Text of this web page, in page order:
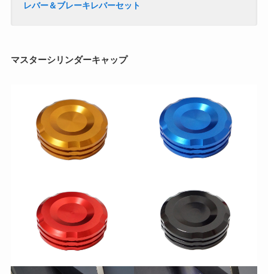
レバー＆ブレーキレバーセット
マスターシリンダーキャップ